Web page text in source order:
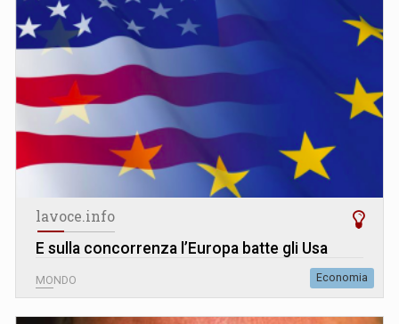
lavoce.info
E sulla concorrenza l’Europa batte gli Usa
MONDO Economia